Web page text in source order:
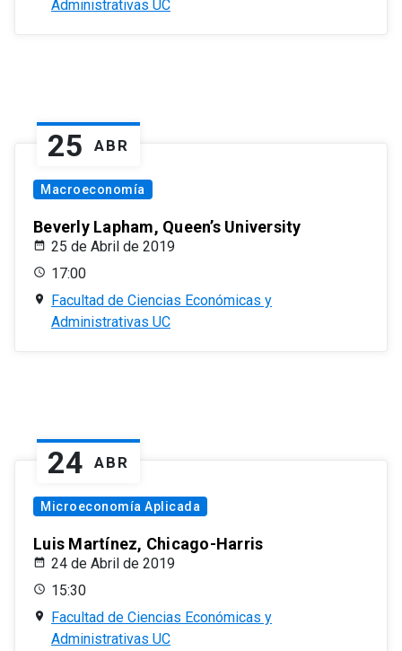
Administrativas UC
25 ABR
Macroeconomía
Beverly Lapham, Queen’s University
25 de Abril de 2019
17:00
Facultad de Ciencias Económicas y
Administrativas UC
24 ABR
Microeconomía Aplicada
Luis Martínez, Chicago-Harris
24 de Abril de 2019
15:30
Facultad de Ciencias Económicas y
Administrativas UC